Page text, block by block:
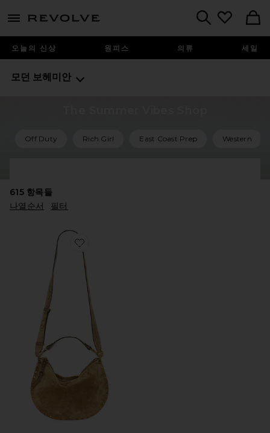
menu - shows more content
오늘의 신상 원피스 의류 세일
모던 보헤미안
Off Duty Rich Girl East Coast Prep Western
615항목들
나열순서
필터
Favorite KANAO 백